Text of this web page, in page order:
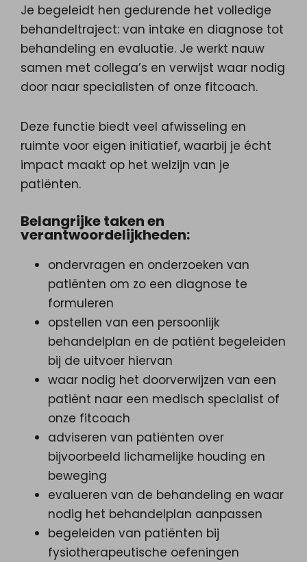
Je begeleidt hen gedurende het volledige
behandeltraject: van intake en diagnose tot
behandeling en evaluatie. Je werkt nauw
samen met collega’s en verwijst waar nodig
door naar specialisten of onze fitcoach.
Deze functie biedt veel afwisseling en
ruimte voor eigen initiatief, waarbij je écht
impact maakt op het welzijn van je
patiënten.
Belangrijke taken en
verantwoordelijkheden:
ondervragen en onderzoeken van
patiënten om zo een diagnose te
formuleren
opstellen van een persoonlijk
behandelplan en de patiënt begeleiden
bij de uitvoer hiervan
waar nodig het doorverwijzen van een
patiënt naar een medisch specialist of
onze fitcoach
adviseren van patiënten over
bijvoorbeeld lichamelijke houding en
beweging
evalueren van de behandeling en waar
nodig het behandelplan aanpassen
begeleiden van patiënten bij
fysiotherapeutische oefeningen